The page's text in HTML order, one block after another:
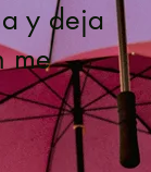
y deja
me